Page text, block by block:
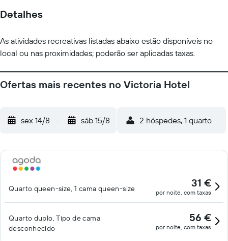
Detalhes
As atividades recreativas listadas abaixo estão disponíveis no
local ou nas proximidades; poderão ser aplicadas taxas.
Ofertas mais recentes no Victoria Hotel
sex 14/8 - sáb 15/8 2 hóspedes, 1 quarto
Quarto queen-size, 1 cama queen-size 31 €
por noite, com taxas
Quarto duplo, Tipo de cama
desconhecido
56 €
por noite, com taxas